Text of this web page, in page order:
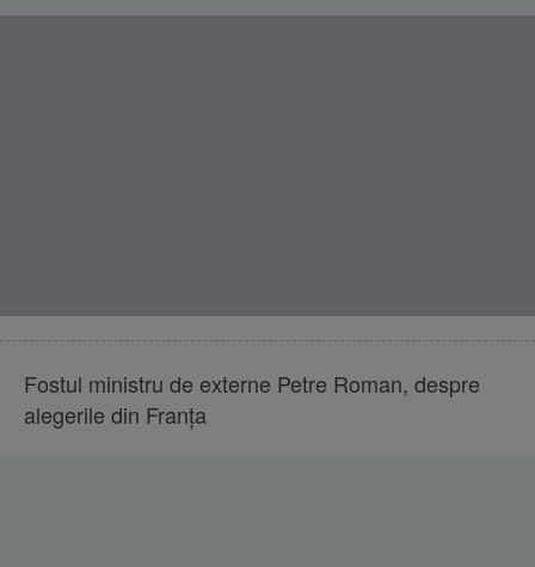
Fostul ministru de externe Petre Roman, despre
alegerile din Franţa